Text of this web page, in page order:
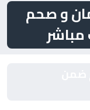
و صحم